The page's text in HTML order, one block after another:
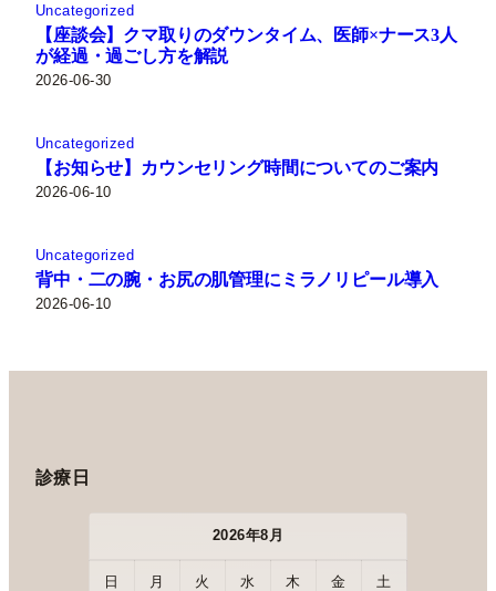
Uncategorized
【座談会】クマ取りのダウンタイム、医師×ナース3人
が経過・過ごし方を解説
2026-06-30
Uncategorized
【お知らせ】カウンセリング時間についてのご案内
2026-06-10
Uncategorized
背中・二の腕・お尻の肌管理にミラノリピール導入
2026-06-10
診療日
2026年8月
日 月 火 水 木 金 土